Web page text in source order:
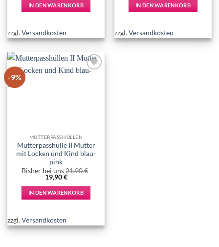
IN DEN WARENKORB
zzgl.Versandkosten
IN DEN WARENKORB
zzgl.Versandkosten
-9%
MUTTERPASSHÜLLEN
Mutterpasshülle II Mutter
mit Locken und Kind blau-
pink
Bisher bei uns 21,90€
Ursprünglicher
Preis
war:
21,90 €
19,90€Aktueller
ist:
19,90 €.
IN DEN WARENKORB
zzgl.Versandkosten